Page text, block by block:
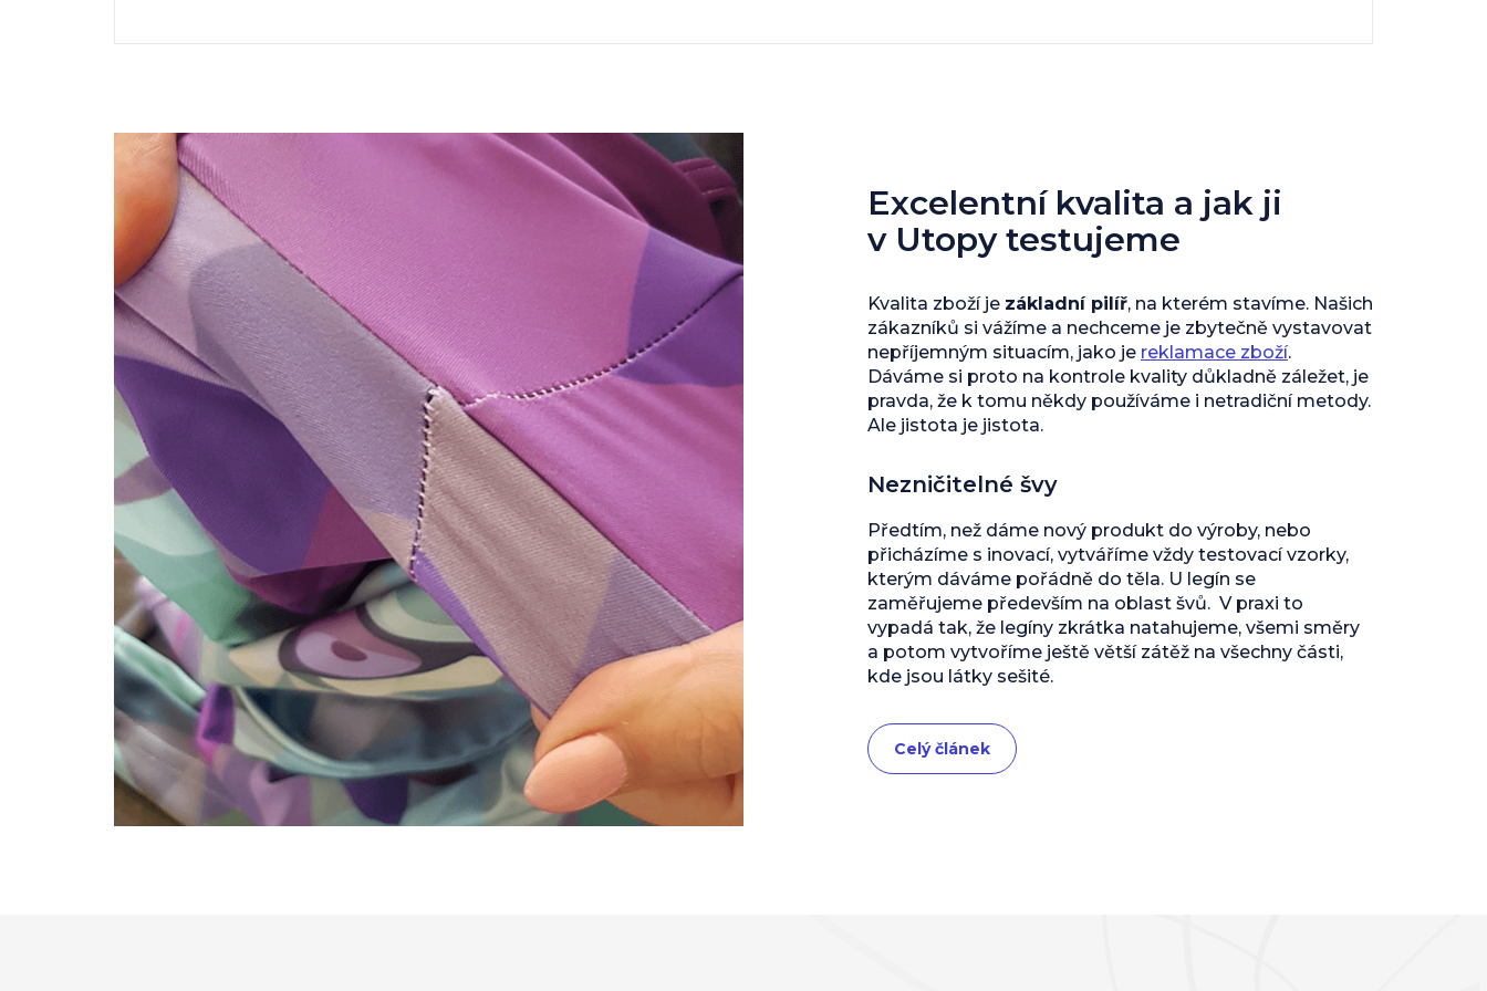
Excelentní kvalita a jak ji
v Utopy testujeme
Kvalita zboží je základní pilíř, na kterém stavíme. Našich
zákazníků si vážíme a nechceme je zbytečně vystavovat
nepříjemným situacím, jako je reklamace zboží.
Dáváme si proto na kontrole kvality důkladně záležet, je
pravda, že k tomu někdy používáme i netradiční metody.
Ale jistota je jistota.
Nezničitelné švy
Předtím, než dáme nový produkt do výroby, nebo
přicházíme s inovací, vytváříme vždy testovací vzorky,
kterým dáváme pořádně do těla. U legín se
zaměřujeme především na oblast švů. V praxi to
vypadá tak, že legíny zkrátka natahujeme, všemi směry
a potom vytvoříme ještě větší zátěž na všechny části,
kde jsou látky sešité.
Celý článek